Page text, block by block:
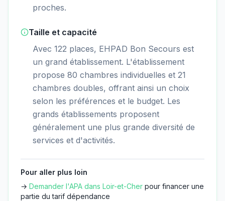
proches.
Taille et capacité
Avec 122 places, EHPAD Bon Secours est
un grand établissement. L'établissement
propose 80 chambres individuelles et 21
chambres doubles, offrant ainsi un choix
selon les préférences et le budget. Les
grands établissements proposent
généralement une plus grande diversité de
services et d'activités.
Pour aller plus loin
→ Demander l'APA dans Loir-et-Cher pour financer une
partie du tarif dépendance